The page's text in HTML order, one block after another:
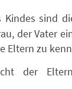
sind
der Vater
Eltern zu
der